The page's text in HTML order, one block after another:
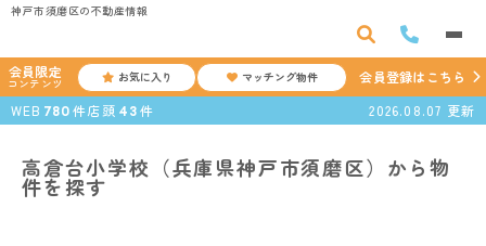
神戸市須磨区の不動産情報
会員限定
コンテンツ お気に入り マッチング物件
会員登録はこちら
WEB 780 件店頭 43 件 2026.08.07 更新
高倉台小学校（兵庫県神戸市須磨区）から物
件を探す